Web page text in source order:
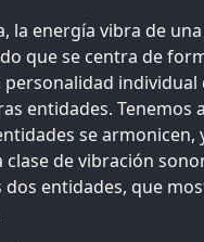
la energía vibra de
que se centra de
personalidad
entidades. Tenemos
se
clase de vibración
dos entidades, que